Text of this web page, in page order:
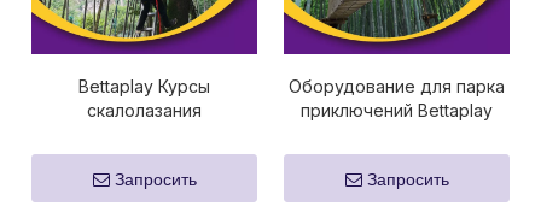
Bettaplay Курсы
скалолазания
парков приключений
Открытые веревочные
игровые площадки
Запросить
Оборудование для парка
приключений Bettaplay
на открытом воздухе
Запросить